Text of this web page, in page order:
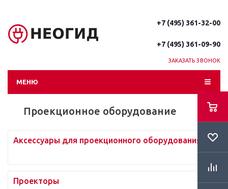
+7 (495) 361-32-00
+7 (495) 361-09-90
ЗАКАЗАТЬ ЗВОНОК
МЕНЮ
Проекционное оборудование
Аксессуары для проекционного оборудования
Проекторы